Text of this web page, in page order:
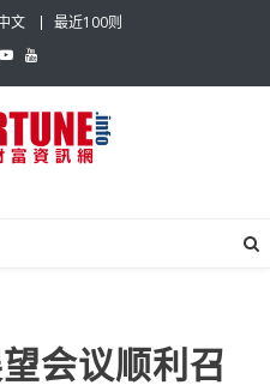
文 最近100则
会议顺利召